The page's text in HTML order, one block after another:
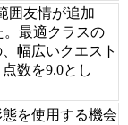
囲友情が追加
。最適クラスの
幅広いクエスト
数を9.0とし
を使用する機会